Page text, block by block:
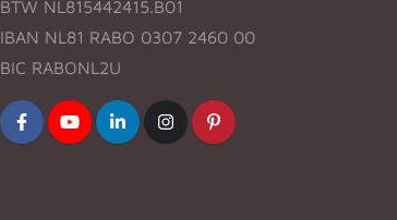
BTW NL815442415.B01
IBAN NL81 RABO 0307 2460 00
BIC RABONL2U